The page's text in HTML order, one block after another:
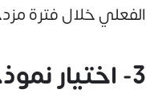
الفعلي خلال فترة
3- اختيار نموذج التسعير المناسب